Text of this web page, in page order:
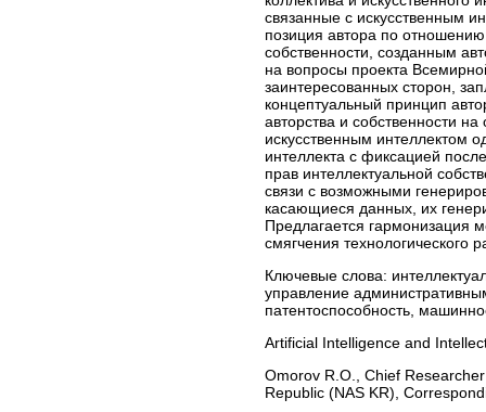
связанные с искусственным
позиция автора по отношению
собственности, созданным
на вопросы проекта
заинтересованных сторон,
концептуальный принцип
авторства и собственности
искусственным интеллектом
интеллекта с фиксацией
прав интеллектуальной
связи с возможными
касающиеся данных, их
Предлагается гармонизация
смягчения технологического
Ключевые слова:
управление
патентоспособность,
Artificial Intelligence and
Omorov R.O., Chief
Republic (NAS KR),